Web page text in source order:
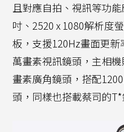
且對應自拍、視訊等功
吋、2520 x 1080解析度
板，支援120Hz畫面更新
萬畫素視訊鏡頭，主相
畫素廣角鏡頭，搭配
頭，同樣也搭載蔡司的T*